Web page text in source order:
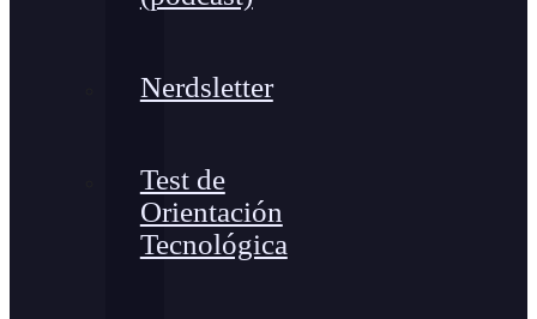
Nerdsletter
Test de
Orientación
Tecnológica